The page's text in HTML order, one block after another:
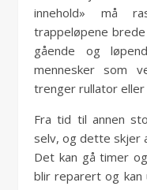
innehold» må
trappeløpene
gående og
mennesker som
trenger rullator eller
Fra tid til annen
selv, og dette skjer
Det kan gå timer
blir reparert og kan